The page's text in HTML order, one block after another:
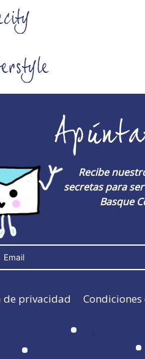
Recibe
secretas para
Basque
de privacidad